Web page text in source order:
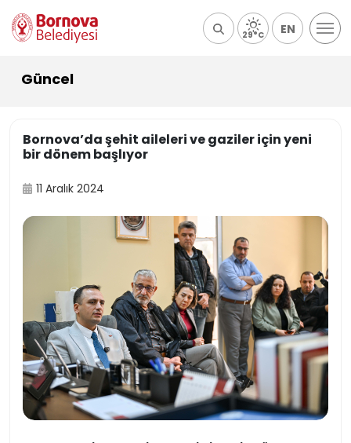
29°C EN
Güncel
Bornova’da şehit aileleri ve gaziler için yeni
bir dönem başlıyor
11 Aralık 2024